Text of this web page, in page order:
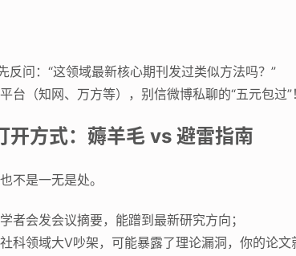
反问：“这领域最新核心期刊发过类似方法吗？”
台（知网、万方等），别信微博私聊的“五元包过”！
开方式：薅羊毛 vs 避雷指南
不是一无是处。
者会发会议摘要，能蹭到最新研究方向；
科领域大V吵架，可能暴露了理论漏洞，你的论文